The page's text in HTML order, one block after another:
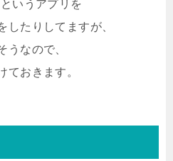
いうアプリを
たりしてますが、
うなので、
ておきます。